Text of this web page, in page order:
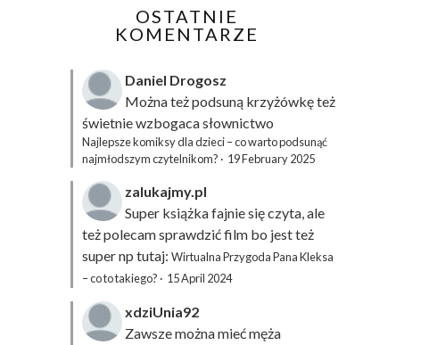
OSTATNIE
KOMENTARZE
Daniel Drogosz
Można też podsuną krzyżówkęteż
świetnie wzbogaca słownictwo
Najlepsze komiksy dla dzieci – co warto podsunąć
najmłodszym czytelnikom? · 19 February 2025
zalukajmy.pl
Super książka fajnie się czyta, ale
też polecam sprawdzić film bo jest też
super np tutaj: Wirtualna Przygoda Pana Kleksa
– co to takiego? · 15 April 2024
xdziUnia92
Zawsze można mieć męża